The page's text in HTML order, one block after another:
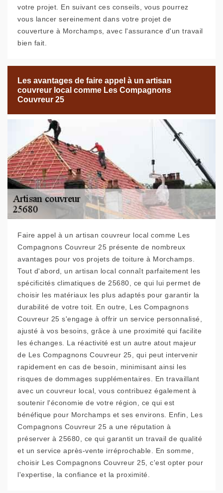
votre projet. En suivant ces conseils, vous pourrez
vous lancer sereinement dans votre projet de
couverture à Morchamps, avec l'assurance d'un travail
bien fait.
Les avantages de faire appel à un artisan
couvreur local comme Les Compagnons
Couvreur 25
Faire appel à un artisan couvreur local comme Les
Compagnons Couvreur 25 présente de nombreux
avantages pour vos projets de toiture à Morchamps.
Tout d'abord, un artisan local connaît parfaitement les
spécificités climatiques de 25680, ce qui lui permet de
choisir les matériaux les plus adaptés pour garantir la
durabilité de votre toit. En outre, Les Compagnons
Couvreur 25 s'engage à offrir un service personnalisé,
ajusté à vos besoins, grâce à une proximité qui facilite
les échanges. La réactivité est un autre atout majeur
de Les Compagnons Couvreur 25, qui peut intervenir
rapidement en cas de besoin, minimisant ainsi les
risques de dommages supplémentaires. En travaillant
avec un couvreur local, vous contribuez également à
soutenir l'économie de votre région, ce qui est
bénéfique pour Morchamps et ses environs. Enfin, Les
Compagnons Couvreur 25 a une réputation à
préserver à 25680, ce qui garantit un travail de qualité
et un service après-vente irréprochable. En somme,
choisir Les Compagnons Couvreur 25, c'est opter pour
l'expertise, la confiance et la proximité.